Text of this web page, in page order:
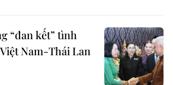
“đan kết” tình
Nam-Thái Lan